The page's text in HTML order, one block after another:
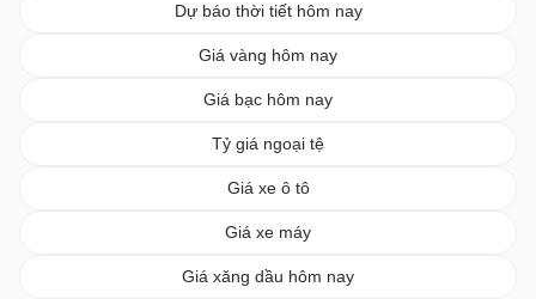
Dự báo thời tiết hôm nay
Giá vàng hôm nay
Giá bạc hôm nay
Tỷ giá ngoại tệ
Giá xe ô tô
Giá xe máy
Giá xăng dầu hôm nay